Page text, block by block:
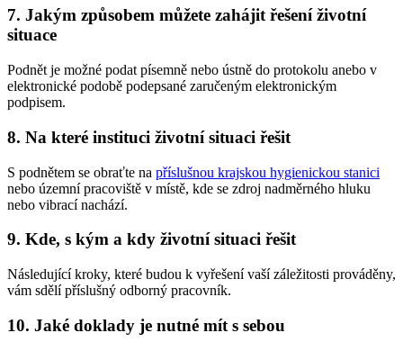
7. Jakým způsobem můžete zahájit řešení životní
situace
Podnět je možné podat písemně nebo ústně do protokolu anebo v
elektronické podobě podepsané zaručeným elektronickým
podpisem.
8. Na které instituci životní situaci řešit
S podnětem se obraťte na příslušnou krajskou hygienickou stanici
nebo územní pracoviště v místě, kde se zdroj nadměrného hluku
nebo vibrací nachází.
9. Kde, s kým a kdy životní situaci řešit
Následující kroky, které budou k vyřešení vaší záležitosti prováděny,
vám sdělí příslušný odborný pracovník.
10. Jaké doklady je nutné mít s sebou